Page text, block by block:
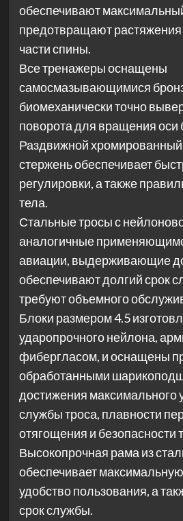
обеспечивают
предотвращают
части спины.
Все тренажеры оснащены
самосмазывающимися
биомеханически точно
поворота для вращения оси
Раздвижной
стержень обеспечивает
регулировки, а также
тела.
Стальные тросы с
аналогичные
авиации, выдерживающие
обеспечивают долгий срок
требуют объемного
Блоки размером 4.5
ударопрочного нейлона,
фибергласом, и оснащены
обработанными
достижения максимального
службы троса, плавности
отягощения и безопасности
Высокопрочная рама из
обеспечивает
удобство пользования, а
срок службы.